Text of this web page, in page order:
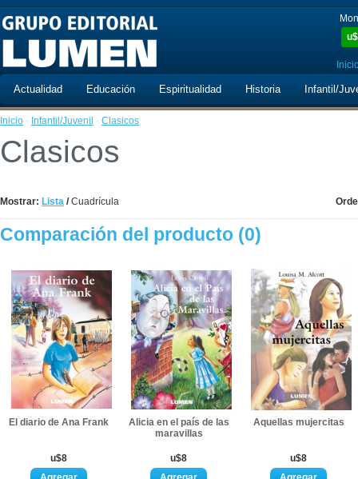
u$
Actualidad Educación Espiritualidad Historia Infantil/
Inicio · Infantil/Juvenil · Clasicos
Clasicos
Mostrar: Lista /Cuadrícula
Comparación del producto (0)
El diario de Ana Frank
u$8
Alicia en el país de las
maravillas
u$8
Aquellas mujercitas
u$8